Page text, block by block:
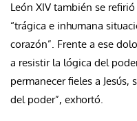
León XIV también se
“trágica e inhumana
corazón”. Frente a ese
a resistir la lógica del
permanecer fieles a
del poder”, exhortó.